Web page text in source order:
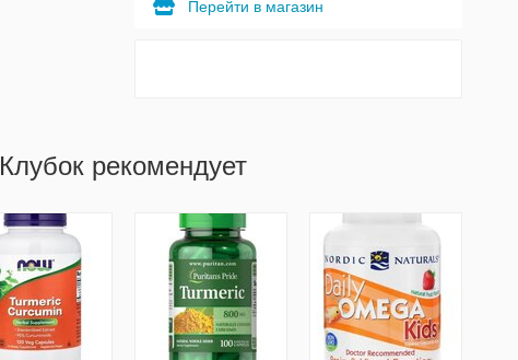
Перейти в магазин
Клубок рекомендует